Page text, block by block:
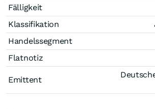
Fälligkeit
Klassifikation
Handelssegment
Flatnotiz
Emittent